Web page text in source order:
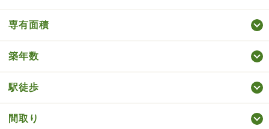
専有面積
築年数
駅徒歩
間取り